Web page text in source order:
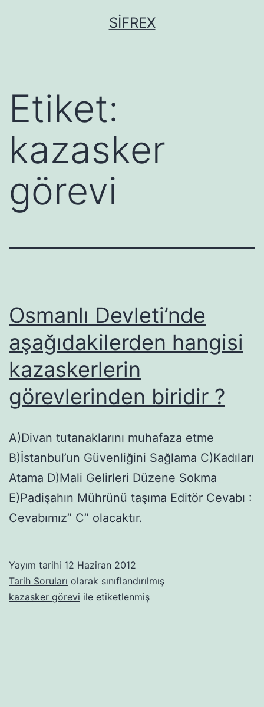
SIFREX
Etiket:
kazasker
görevi
Osmanlı Devleti’nde
aşağıdakilerden hangisi
kazaskerlerin
görevlerinden biridir ?
A)Divan tutanaklarını muhafaza etme
B)İstanbul’un Güvenliğini Sağlama C)Kadıları
Atama D)Mali Gelirleri Düzene Sokma
E)Padişahın Mührünü taşıma Editör Cevabı :
Cevabımız” C” olacaktır.
Yayım tarihi 12 Haziran 2012
Tarih Soruları olarak sınıflandırılmış
kazasker görevi ile etiketlenmiş